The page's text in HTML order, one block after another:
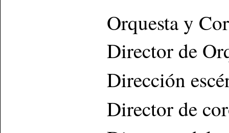
Orquesta y
Director de
Dirección
Director de